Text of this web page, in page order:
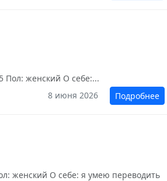
Пол: женский О себе:...
8 июня 2026
Подробнее
женский О себе: я умею переводить